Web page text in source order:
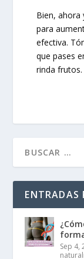
Bien, ahora
para
efectiva.
que pases
rinda frutos.
ENTRADAS
Sep 4,